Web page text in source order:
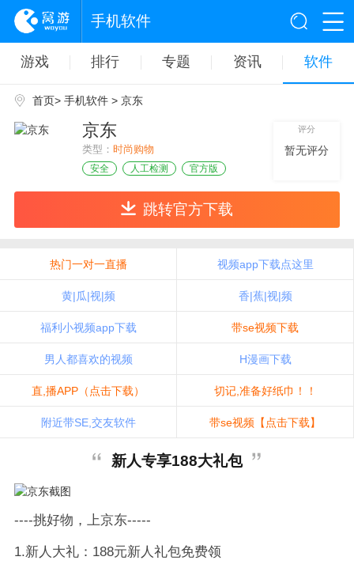
手机软件
游戏 排行 专题 资讯 软件
首页> 手机软件> 京东
京东
类型： 时尚购物
安全 人工检测 官方版
评分
暂无评分
跳转官方下载
热门一对一直播 视频app下载点这里
黄|瓜|视|频 香|蕉|视|频
福利小视频app下载 带se视频下载
男人都喜欢的视频 H漫画下载
直,播APP（点击下载） 切记,准备好纸巾！！
附近带SE,交友软件 带se视频【点击下载】
新人专享188大礼包
----挑好物，上京东-----
1.新人大礼：188元新人礼包免费领